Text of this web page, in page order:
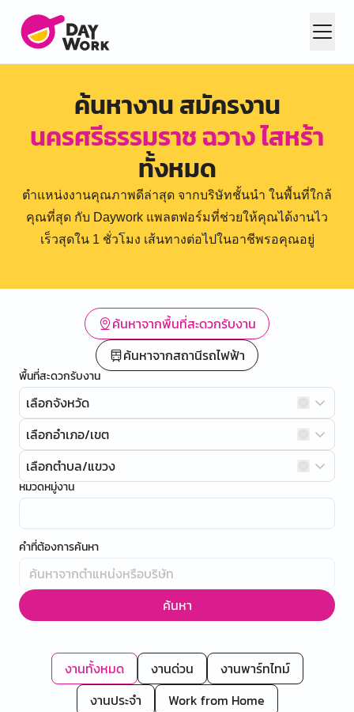
ค้นหางาน สมัครงาน
นครศรีธรรมราช ฉวาง ไสหร้า
ทั้งหมด
ตำแหน่งงานคุณภาพดีล่าสุด จากบริษัทชั้นนำ ในพื้นที่ใกล้
คุณที่สุด กับ Daywork แพลตฟอร์มที่ช่วยให้คุณได้งานไว
เร็วสุดใน 1 ชั่วโมง เส้นทางต่อไปในอาชีพรอคุณอยู่
ค้นหาจากพื้นที่สะดวกรับงาน
ค้นหาจากสถานีรถไฟฟ้า
พื้นที่สะดวกรับงาน
เลือกจังหวัด
เลือกอำเภอ/เขต
เลือกตำบล/แขวง
หมวดหมู่งาน
คำที่ต้องการค้นหา
ค้นหา
งานทั้งหมด งานด่วน
งานพาร์ทไทม์
งานประจำ
Work from Home